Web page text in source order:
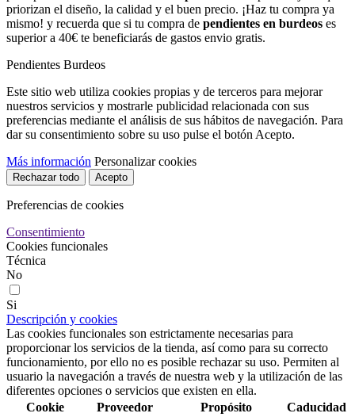
priorizan el diseño, la calidad y el buen precio. ¡Haz tu compra ya
mismo! y recuerda que si tu compra de pendientes en burdeos es
superior a 40€ te beneficiarás de gastos envio gratis.
Pendientes Burdeos
Este sitio web utiliza cookies propias y de terceros para mejorar
nuestros servicios y mostrarle publicidad relacionada con sus
preferencias mediante el análisis de sus hábitos de navegación. Para
dar su consentimiento sobre su uso pulse el botón Acepto.
Más información Personalizar cookies
Rechazar todo Acepto
Preferencias de cookies
Consentimiento
Cookies funcionales
Técnica
No
Si
Descripción y cookies
Las cookies funcionales son estrictamente necesarias para
proporcionar los servicios de la tienda, así como para su correcto
funcionamiento, por ello no es posible rechazar su uso. Permiten al
usuario la navegación a través de nuestra web y la utilización de las
diferentes opciones o servicios que existen en ella.
Cookie
Proveedor Propósito Caducidad